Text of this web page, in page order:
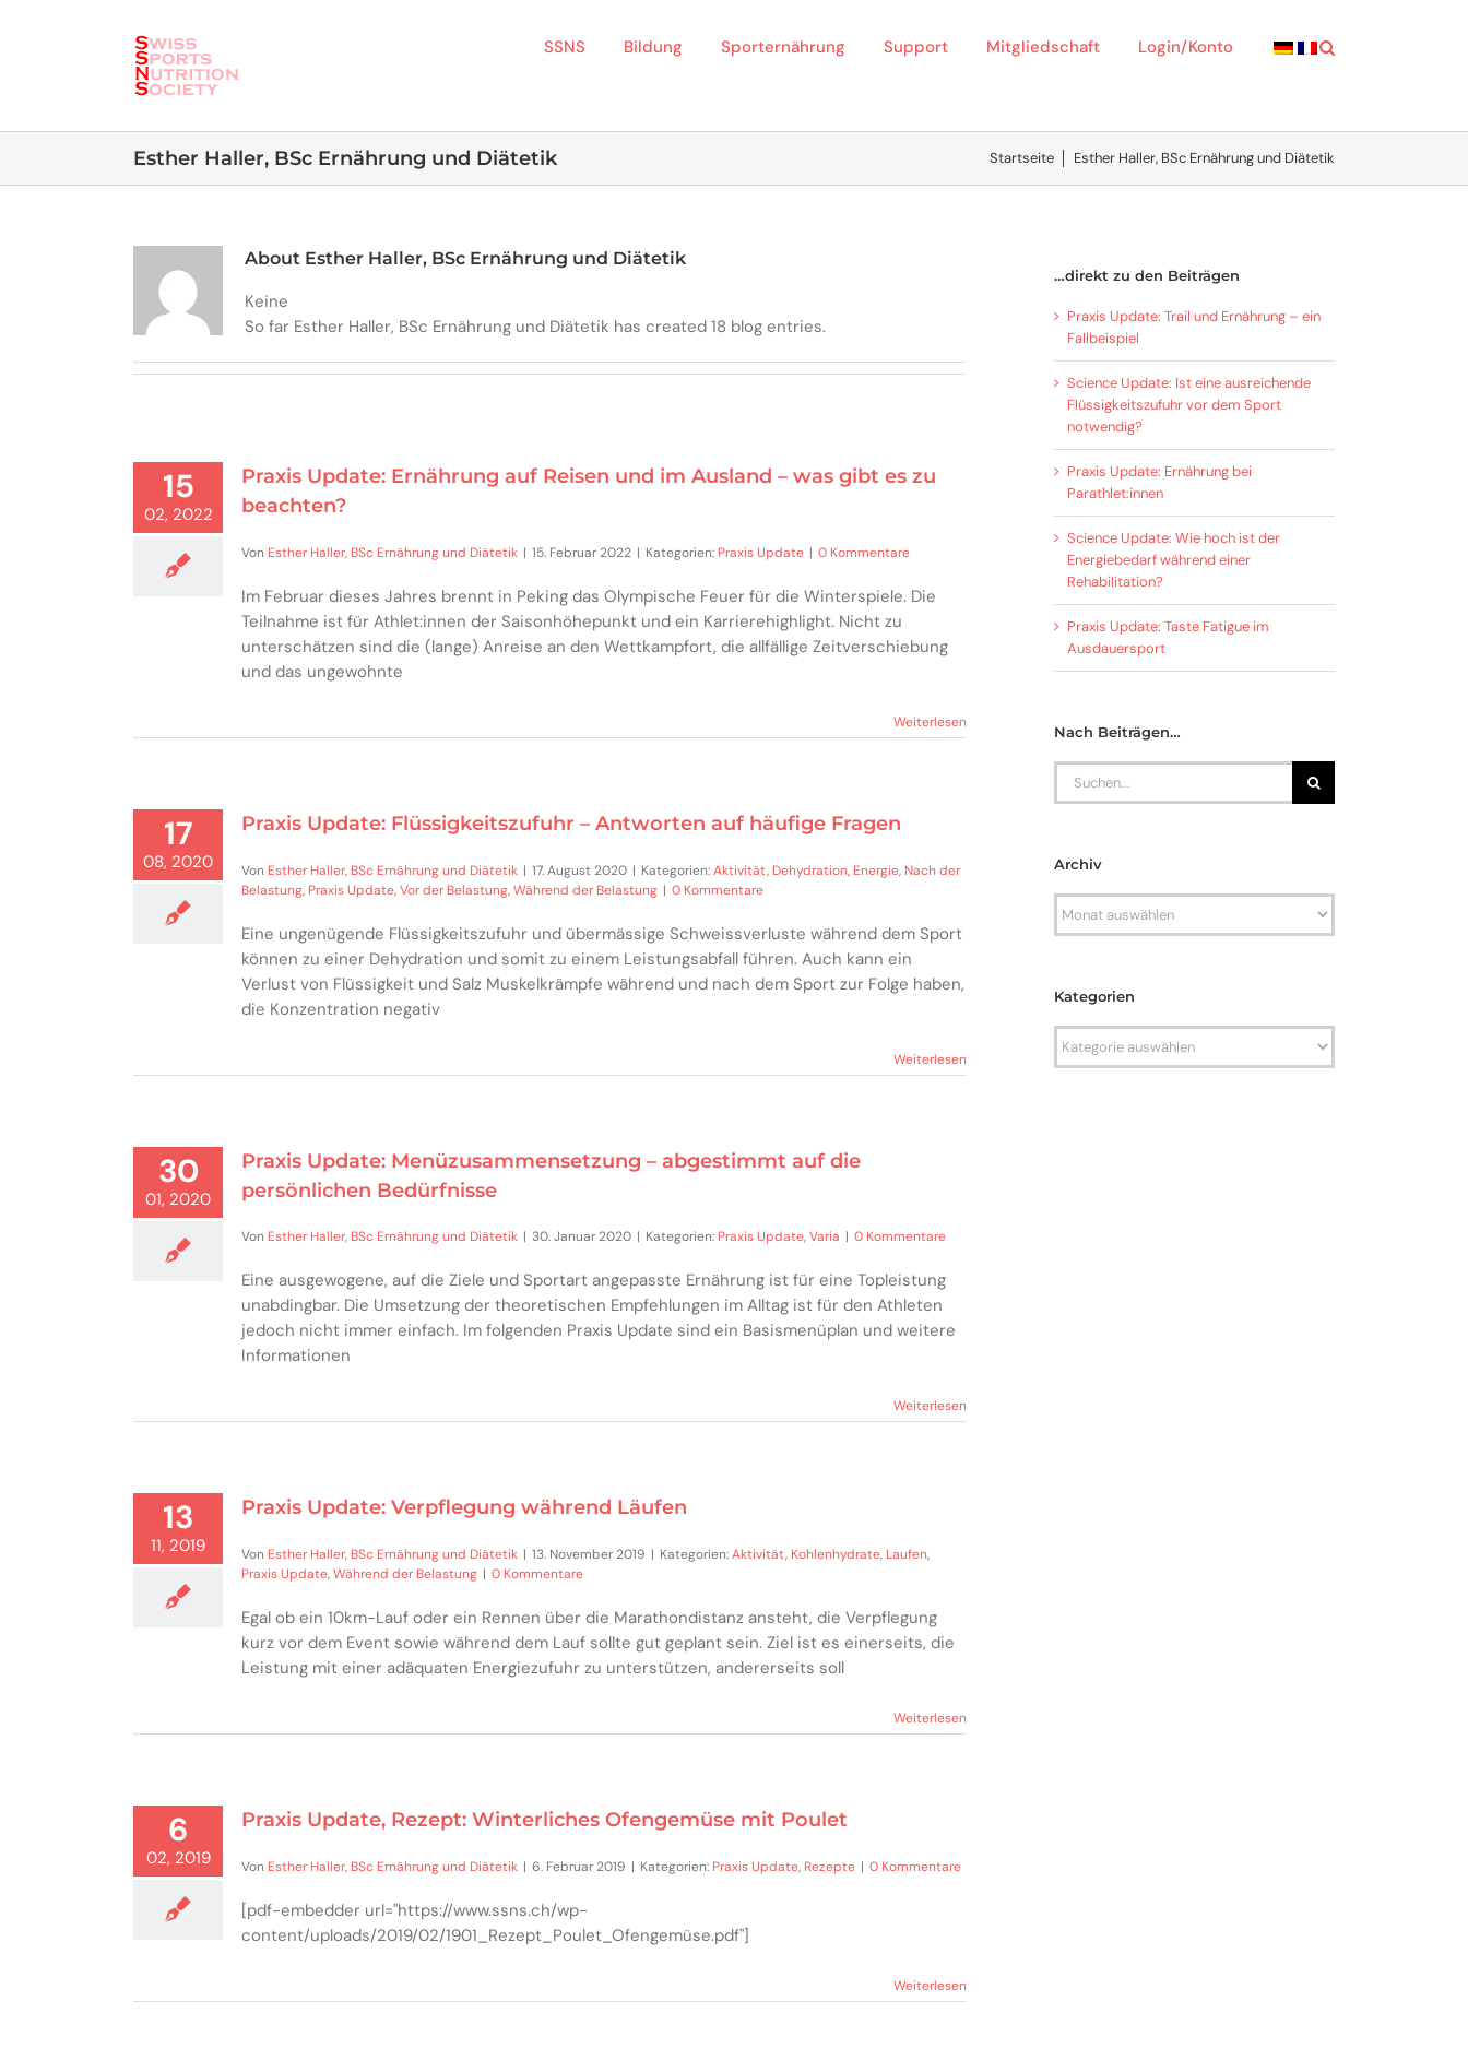
SSNS Bildung Sporternährung Support Mitgliedschaft Login/Konto
Esther Haller, BSc Ernährung und Diätetik Startseite Esther Haller, BSc Ernährung und Diätetik
About Esther Haller, BSc Ernährung und Diätetik
Keine
So far Esther Haller, BSc Ernährung und Diätetik has created 18 blog entries.
15
02, 2022
Praxis Update: Ernährung auf Reisen und im Ausland – was gibt es zu
beachten?
Von Esther Haller, BSc Ernährung und Diätetik | 15. Februar 2022 | Kategorien: Praxis Update | 0 Kommentare
Im Februar dieses Jahres brennt in Peking das Olympische Feuer für die Winterspiele. Die
Teilnahme ist für Athlet:innen der Saisonhöhepunkt und ein Karrierehighlight. Nicht zu
unterschätzen sind die (lange) Anreise an den Wettkampfort, die allfällige Zeitverschiebung
und das ungewohnte
Weiterlesen
17
08, 2020
Praxis Update: Flüssigkeitszufuhr – Antworten auf häufige Fragen
Von Esther Haller, BSc Ernährung und Diätetik | 17. August 2020 | Kategorien:Aktivität, Dehydration, Energie, Nach der
Belastung, Praxis Update,Vor der Belastung,Während der Belastung | 0 Kommentare
Eine ungenügende Flüssigkeitszufuhr und übermässige Schweissverluste während dem Sport
können zu einer Dehydration und somit zu einem Leistungsabfall führen. Auch kann ein
Verlust von Flüssigkeit und Salz Muskelkrämpfe während und nach dem Sport zur Folge haben,
die Konzentration negativ
Weiterlesen
30
01, 2020
Praxis Update: Menüzusammensetzung – abgestimmt auf die
persönlichen Bedürfnisse
Von Esther Haller, BSc Ernährung und Diätetik | 30. Januar 2020 | Kategorien: Praxis Update,Varia | 0 Kommentare
Eine ausgewogene, auf die Ziele und Sportart angepasste Ernährung ist für eine Topleistung
unabdingbar. Die Umsetzung der theoretischen Empfehlungen im Alltag ist für den Athleten
jedoch nicht immer einfach. Im folgenden Praxis Update sind ein Basismenüplan und weitere
Informationen
Weiterlesen
13
11, 2019
Praxis Update: Verpflegung während Läufen
Von Esther Haller, BSc Ernährung und Diätetik | 13. November 2019 | Kategorien:Aktivität, Kohlenhydrate, Laufen,
Praxis Update,Während der Belastung | 0 Kommentare
Egal ob ein 10km-Lauf oder ein Rennen über die Marathondistanz ansteht, die Verpflegung
kurz vor dem Event sowie während dem Lauf sollte gut geplant sein. Ziel ist es einerseits, die
Leistung mit einer adäquaten Energiezufuhr zu unterstützen, andererseits soll
Weiterlesen
6
02, 2019
Praxis Update, Rezept: Winterliches Ofengemüse mit Poulet
Von Esther Haller, BSc Ernährung und Diätetik | 6. Februar 2019 | Kategorien: Praxis Update, Rezepte | 0 Kommentare
[pdf-embedder url="https://www.ssns.ch/wp-
content/uploads/2019/02/1901_Rezept_Poulet_Ofengemüse.pdf"]
Weiterlesen
…direkt zu den Beiträgen
Praxis Update: Trail und Ernährung – ein
Fallbeispiel
Science Update: Ist eine ausreichende
Flüssigkeitszufuhr vor dem Sport
notwendig?
Praxis Update: Ernährung bei
Parathlet:innen
Science Update: Wie hoch ist der
Energiebedarf während einer
Rehabilitation?
Praxis Update: Taste Fatigue im
Ausdauersport
Nach Beiträgen…
Search
Archiv
Archiv
Kategorien
Kategorien